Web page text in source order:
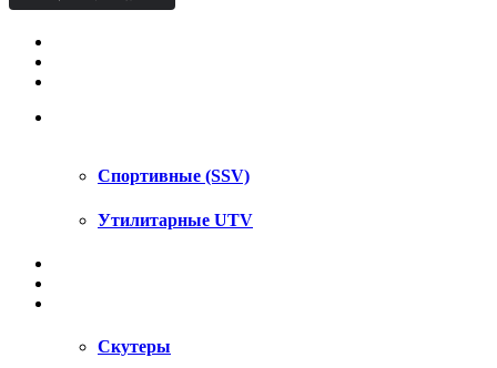
Спортивные (SSV)
Утилитарные UTV
Скутеры